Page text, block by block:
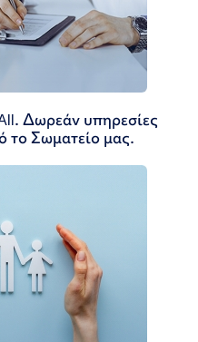
Δωρεάν υπηρεσίες
το Σωματείο μας.